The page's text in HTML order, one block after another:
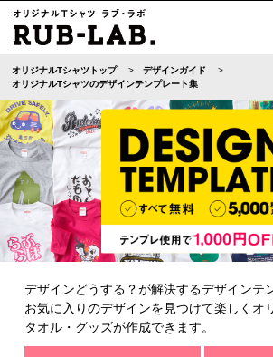
オリジナルTシャツトップ
デザインガイド
オリジナルTシャツのデザインテンプレート集
デザインどうする？が解決するデザインテ
お気に入りのデザインを見つけて楽しくオ
タオル・グッズが作成できます。